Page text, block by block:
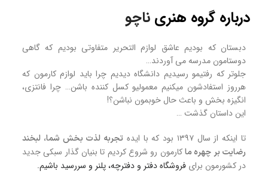
درباره گروه هنری ناچو
دبستان که بودیم عاشق لوازم التحریر متفاوتی بودیم که گاهی
دوستامون مدرسه می آوردند…
جلوتر که رفتیمو رسیدیم دانشگاه دیدیم چرا باید لوازم کارمون که
هرروز استفادشون میکنیم معمولیو کسل کننده باشن… چرا فانتزی،
انگیزه بخش و باعث حال خوبمون نباشن؟!
این داستان گذشت …
تا اینکه از سال ۱۳۹۷ بود که با ایده
تجربه لذت بخش شما، لبخند
رضایت بر چهره ماکارمون رو شروع کردیم تا بنیان گذار سبکی جدید
در کشورمون برای فروشگاهدفتر و دفترچه، پلنر و سررسید باشیم.